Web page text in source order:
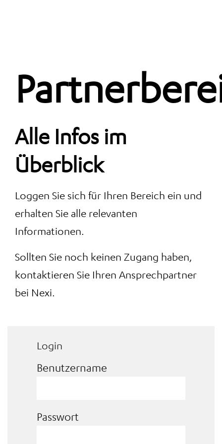
Alle Infos im
Überblick
Loggen Sie sich für Ihren Bereich ein und
erhalten Sie alle relevanten
Informationen.
Sollten Sie noch keinen Zugang haben,
kontaktieren Sie Ihren Ansprechpartner
bei Nexi.
Login
Benutzername
Passwort